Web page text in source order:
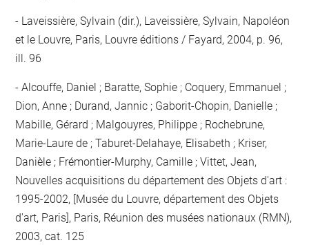
Laveissière, Sylvain (dir.), Laveissière, Sylvain, Napoléon
et le Louvre, Paris, Louvre éditions / Fayard, 2004, p. 96,
ill. 96
Alcouffe, Daniel ; Baratte, Sophie ; Coquery, Emmanuel ;
Dion, Anne ; Durand, Jannic ; Gaborit-Chopin, Danielle ;
Mabille, Gérard ; Malgouyres, Philippe ; Rochebrune,
Marie-Laure de ; Taburet-Delahaye, Elisabeth ; Kriser,
Danièle ; Frémontier-Murphy, Camille ; Vittet, Jean,
Nouvelles acquisitions du département des Objets d'art :
1995-2002, [Musée du Louvre, département des Objets
d'art, Paris], Paris, Réunion des musées nationaux (RMN),
2003, cat. 125